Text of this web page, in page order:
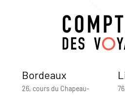
Bordeaux
26, cours du Chapeau-